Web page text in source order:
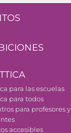
para las escuelas
para todos
para profesores y
accesibles